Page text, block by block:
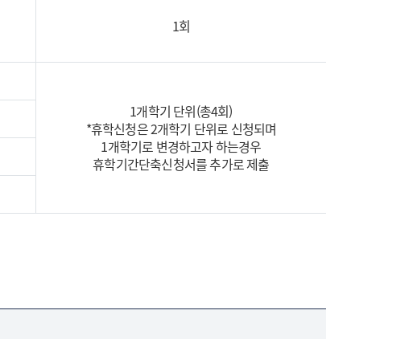
1회
1개학기 단위(총4회)
*휴학신청은 2개학기 단위로 신청되며
1개학기로 변경하고자 하는경우
휴학기간단축신청서를 추가로 제출